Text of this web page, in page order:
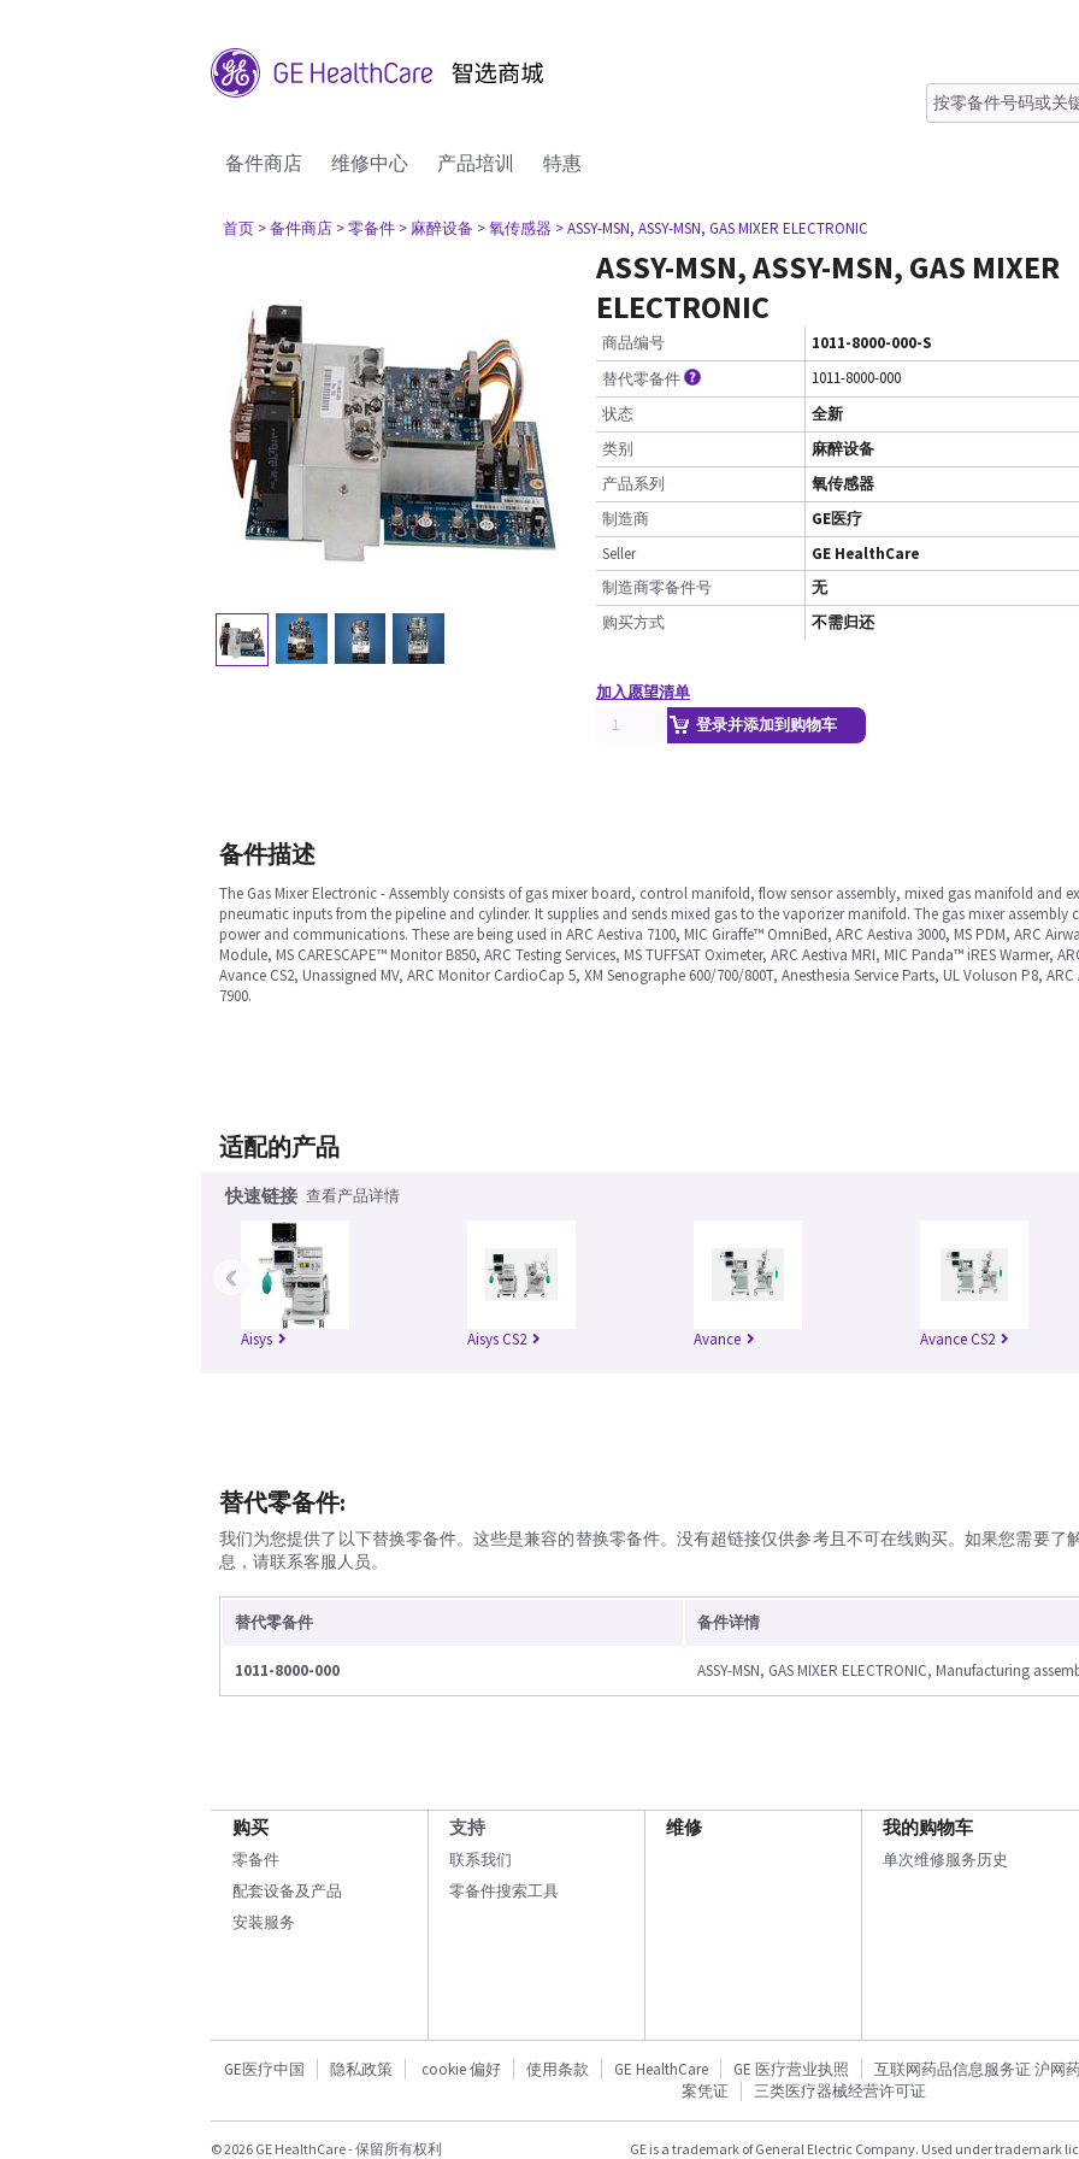
备件商店 维修中心 产品培训 特惠
首页 > 备件商店 > 零备件 > 麻醉设备 > 氧传感器 > ASSY-MSN, ASSY-MSN, GAS MIXER ELECTRONIC
ASSY-MSN, ASSY-MSN, GAS MIXER
ELECTRONIC
商品编号
1011-8000-000-S
替代零备件
1011-8000-000
状态
全新
类别
麻醉设备
产品系列
氧传感器
制造商
GE医疗
Seller
GE HealthCare
制造商零备件号
无
购买方式
不需归还
加入愿望清单
登录并添加到购物车
备件描述
The Gas Mixer Electronic - Assembly consists of gas mixer board, control manifold, flow sensor assembly, mixed gas manifold and
pneumatic inputs from the pipeline and cylinder. It supplies and sends mixed gas to the vaporizer manifold. The gas mixer
power and communications. These are being used in ARC Aestiva 7100, MIC Giraffe™ OmniBed, ARC Aestiva 3000, MS PDM, ARC
Module, MS CARESCAPE™ Monitor B850, ARC Testing Services, MS TUFFSAT Oximeter, ARC Aestiva MRI, MIC Panda™ iRES Warmer,
Avance CS2, Unassigned MV, ARC Monitor CardioCap 5, XM Senographe 600/700/800T, Anesthesia Service Parts, UL Voluson P8,
7900.
适配的产品
快速链接 查看产品详情
Aisys Aisys CS2 Avance Avance CS2
‹
替代零备件:
我们为您提供了以下替换零备件。这些是兼容的替换零备件。没有超链接仅供参考且不可在线购买。如果您需要了
息，请联系客服人员。
替代零备件 备件详情
1011-8000-000 ASSY-MSN, GAS MIXER ELECTRONIC, Manufacturing
购买
零备件
配套设备及产品
安装服务
支持
联系我们
零备件搜索工具
维修 我的购物车
单次维修服务历史
GE医疗中国 隐私政策 cookie 偏好 使用条款 GE HealthCare GE 医疗营业执照 互联网药品信息服务证 沪网
案凭证
三类医疗器械经营许可证
© 2026 GE HealthCare - 保留所有权利 GE is a trademark of General Electric Company. Used under trademark